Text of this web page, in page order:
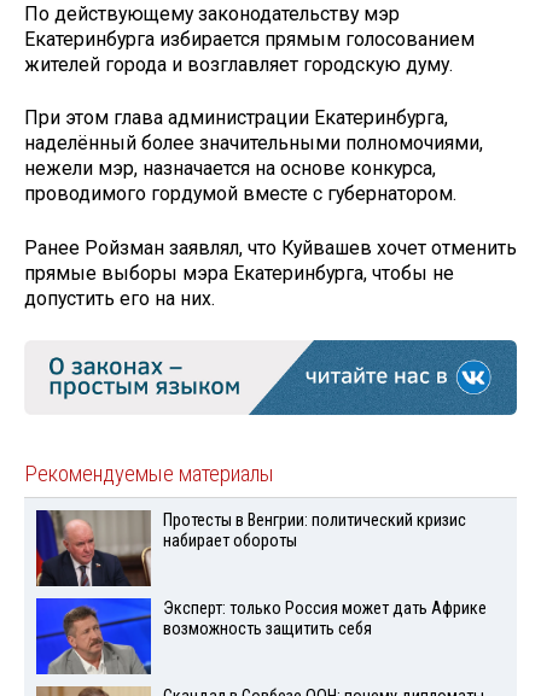
По действующему законодательству мэр
Екатеринбурга избирается прямым голосованием
жителей города и возглавляет городскую думу.
При этом глава администрации Екатеринбурга,
наделённый более значительными полномочиями,
нежели мэр, назначается на основе конкурса,
проводимого гордумой вместе с губернатором.
Ранее Ройзман заявлял, что Куйвашев хочет отменить
прямые выборы мэра Екатеринбурга, чтобы не
допустить его на них.
Рекомендуемые материалы
Протесты в Венгрии: политический кризис
набирает обороты
Эксперт: только Россия может дать Африке
возможность защитить себя